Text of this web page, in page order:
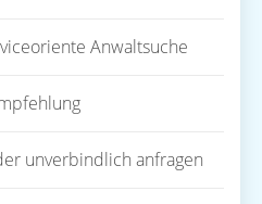
Anwaltsuche
unverbindlich anfragen